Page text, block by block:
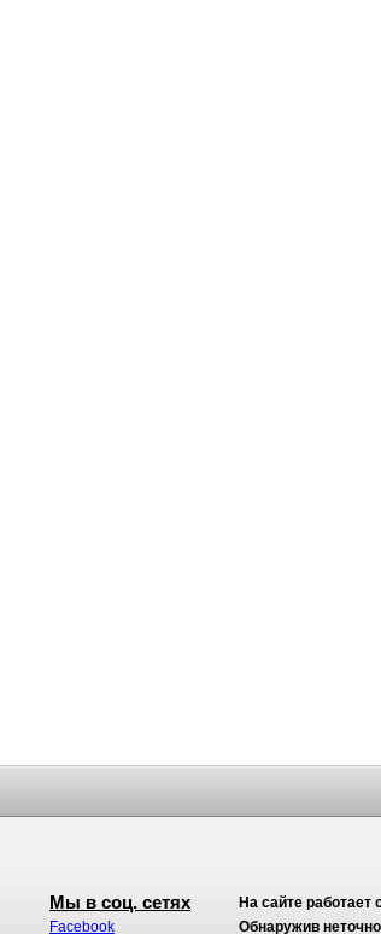
Мы в соц. сетях
Facebook
На сайте работает
Обнаружив